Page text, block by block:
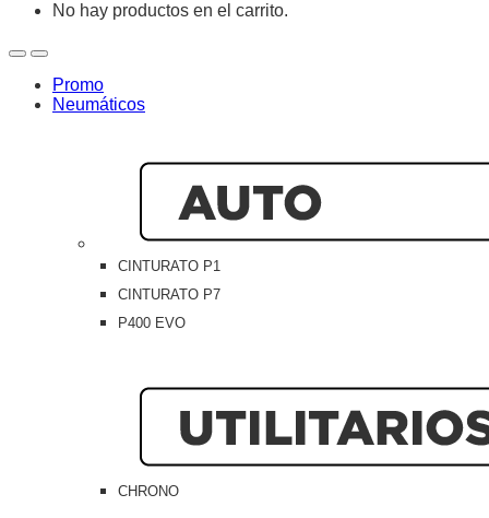
No hay productos en el carrito.
OpenClose
Promo
Neumáticos
CINTURATO P1
CINTURATO P7
P400 EVO
CHRONO